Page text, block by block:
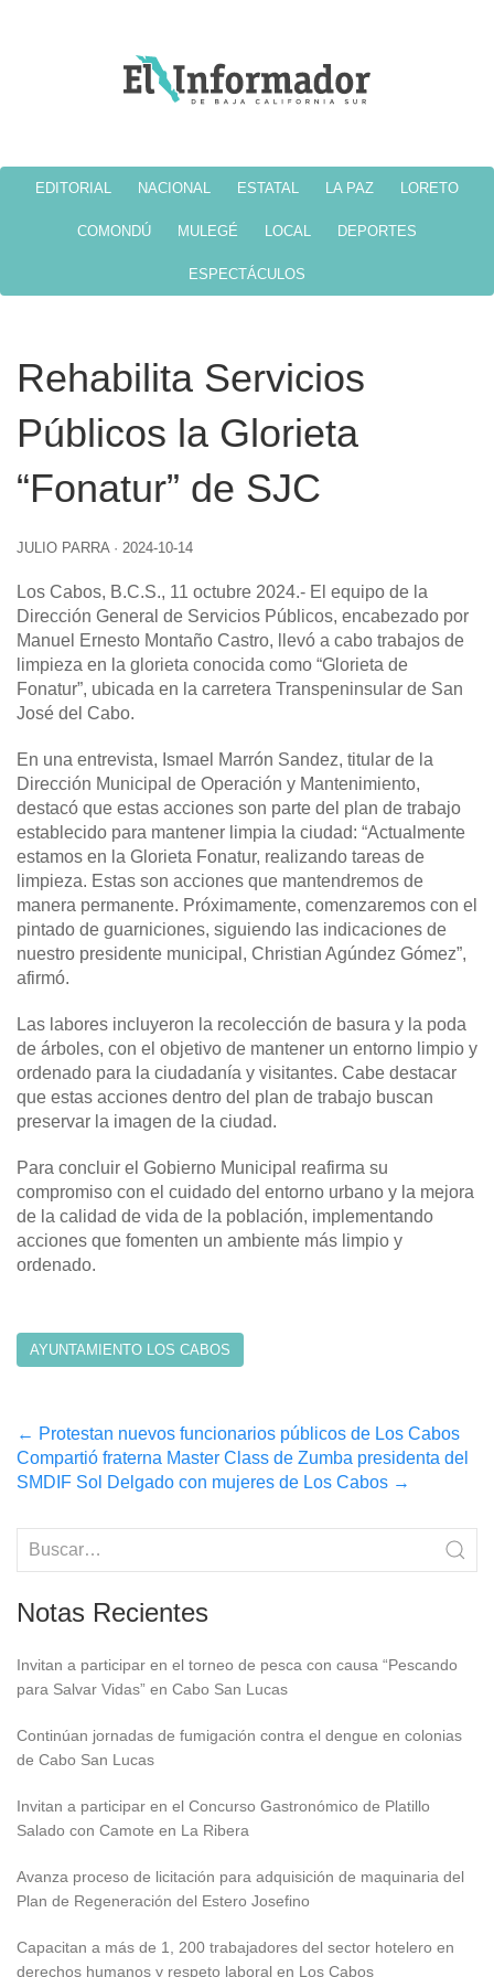
EDITORIAL NACIONAL ESTATAL LA PAZ LORETO
COMONDÚ MULEGÉ LOCAL DEPORTES
ESPECTÁCULOS
Rehabilita Servicios
Públicos la Glorieta
“Fonatur” de SJC
JULIO PARRA · 2024-10-14
Los Cabos, B.C.S., 11 octubre 2024.- El equipo de la
Dirección General de Servicios Públicos, encabezado por
Manuel Ernesto Montaño Castro, llevó a cabo trabajos de
limpieza en la glorieta conocida como “Glorieta de
Fonatur”, ubicada en la carretera Transpeninsular de San
José del Cabo.
En una entrevista, Ismael Marrón Sandez, titular de la
Dirección Municipal de Operación y Mantenimiento,
destacó que estas acciones son parte del plan de trabajo
establecido para mantener limpia la ciudad: “Actualmente
estamos en la Glorieta Fonatur, realizando tareas de
limpieza. Estas son acciones que mantendremos de
manera permanente. Próximamente, comenzaremos con el
pintado de guarniciones, siguiendo las indicaciones de
nuestro presidente municipal, Christian Agúndez Gómez”,
afirmó.
Las labores incluyeron la recolección de basura y la poda
de árboles, con el objetivo de mantener un entorno limpio y
ordenado para la ciudadanía y visitantes. Cabe destacar
que estas acciones dentro del plan de trabajo buscan
preservar la imagen de la ciudad.
Para concluir el Gobierno Municipal reafirma su
compromiso con el cuidado del entorno urbano y la mejora
de la calidad de vida de la población, implementando
acciones que fomenten un ambiente más limpio y
ordenado.
AYUNTAMIENTO LOS CABOS
Post
navigation
← Protestan nuevos funcionarios públicos de Los Cabos
Compartió fraterna Master Class de Zumba presidenta del
SMDIF Sol Delgado con mujeres de Los Cabos →
Notas Recientes
Invitan a participar en el torneo de pesca con causa “Pescando
para Salvar Vidas” en Cabo San Lucas
Continúan jornadas de fumigación contra el dengue en colonias
de Cabo San Lucas
Invitan a participar en el Concurso Gastronómico de Platillo
Salado con Camote en La Ribera
Avanza proceso de licitación para adquisición de maquinaria del
Plan de Regeneración del Estero Josefino
Capacitan a más de 1, 200 trabajadores del sector hotelero en
derechos humanos y respeto laboral en Los Cabos